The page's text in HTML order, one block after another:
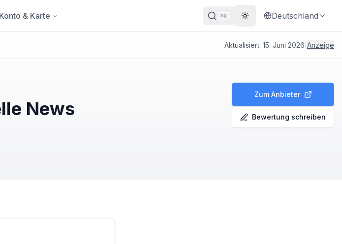
Konto & Karte ⌘K Theme wechseln
Deutschland
Aktualisiert: 15. Juni 2026 Anzeige
News
Zum Anbieter
Bewertung schreiben